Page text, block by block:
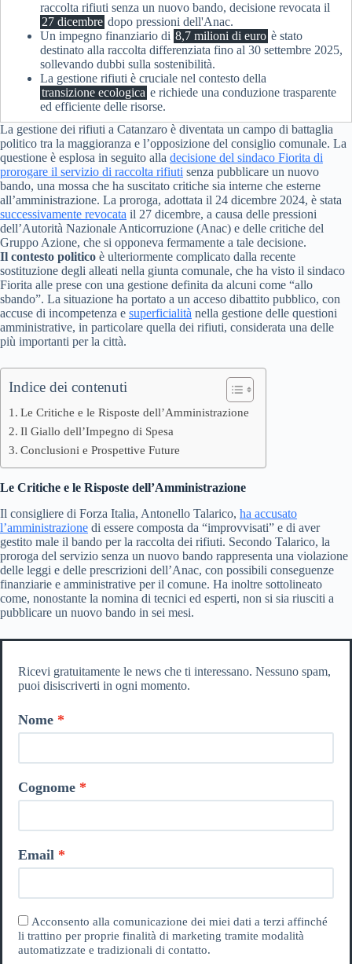
raccolta rifiuti senza un nuovo bando, decisione revocata il
27 dicembre dopo pressioni dell'Anac.
Un impegno finanziario di 8,7 milioni di euro è stato
destinato alla raccolta differenziata fino al 30 settembre 2025,
sollevando dubbi sulla sostenibilità.
La gestione rifiuti è cruciale nel contesto della
transizione ecologica e richiede una conduzione trasparente
ed efficiente delle risorse.
La gestione dei rifiuti a Catanzaro è diventata un campo di battaglia
politico tra la maggioranza e l’opposizione del consiglio comunale. La
questione è esplosa in seguito alla decisione del sindaco Fiorita di
prorogare il servizio di raccolta rifiuti senza pubblicare un nuovo
bando, una mossa che ha suscitato critiche sia interne che esterne
all’amministrazione. La proroga, adottata il 24 dicembre 2024, è stata
successivamente revocata il 27 dicembre, a causa delle pressioni
dell’Autorità Nazionale Anticorruzione (Anac) e delle critiche del
Gruppo Azione, che si opponeva fermamente a tale decisione.
Il contesto politico è ulteriormente complicato dalla recente
sostituzione degli alleati nella giunta comunale, che ha visto il sindaco
Fiorita alle prese con una gestione definita da alcuni come “allo
sbando”. La situazione ha portato a un acceso dibattito pubblico, con
accuse di incompetenza e superficialità nella gestione delle questioni
amministrative, in particolare quella dei rifiuti, considerata una delle
più importanti per la città.
Indice dei contenuti
Le Critiche e le Risposte dell’Amministrazione
Il Giallo dell’Impegno di Spesa
Conclusioni e Prospettive Future
Le Critiche e le Risposte dell’Amministrazione
Il consigliere di Forza Italia, Antonello Talarico, ha accusato
l’amministrazione di essere composta da “improvvisati” e di aver
gestito male il bando per la raccolta dei rifiuti. Secondo Talarico, la
proroga del servizio senza un nuovo bando rappresenta una violazione
delle leggi e delle prescrizioni dell’Anac, con possibili conseguenze
finanziarie e amministrative per il comune. Ha inoltre sottolineato
come, nonostante la nomina di tecnici ed esperti, non si sia riusciti a
pubblicare un nuovo bando in sei mesi.
Ricevi gratuitamente le news che ti interessano. Nessuno spam,
puoi disiscriverti in ogni momento.
Nome
Cognome
Email
Acconsento alla comunicazione dei miei dati a terzi affinché
li trattino per proprie finalità di marketing tramite modalità
automatizzate e tradizionali di contatto.